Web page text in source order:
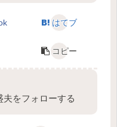
はてブ
コピー
をフォローする